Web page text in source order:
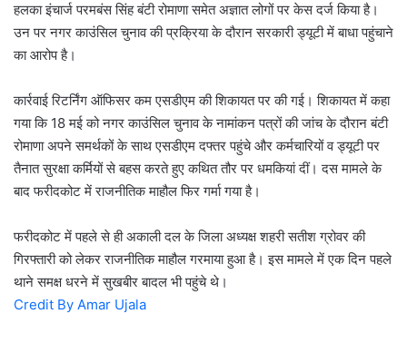
हलका इंचार्ज परमबंस सिंह बंटी रोमाणा समेत अज्ञात लोगों पर केस दर्ज किया है।
उन पर नगर काउंसिल चुनाव की प्रक्रिया के दौरान सरकारी ड्यूटी में बाधा पहुंचाने
का आरोप है।
कार्रवाई रिटर्निंग ऑफिसर कम एसडीएम की शिकायत पर की गई। शिकायत में कहा
गया कि 18 मई को नगर काउंसिल चुनाव के नामांकन पत्रों की जांच के दौरान बंटी
रोमाणा अपने समर्थकों के साथ एसडीएम दफ्तर पहुंचे और कर्मचारियों व ड्यूटी पर
तैनात सुरक्षा कर्मियों से बहस करते हुए कथित तौर पर धमकियां दीं। दस मामले के
बाद फरीदकोट में राजनीतिक माहौल फिर गर्मा गया है।
फरीदकोट में पहले से ही अकाली दल के जिला अध्यक्ष शहरी सतीश ग्रोवर की
गिरफ्तारी को लेकर राजनीतिक माहौल गरमाया हुआ है। इस मामले में एक दिन पहले
थाने समक्ष धरने में सुखबीर बादल भी पहुंचे थे।
Credit By Amar Ujala